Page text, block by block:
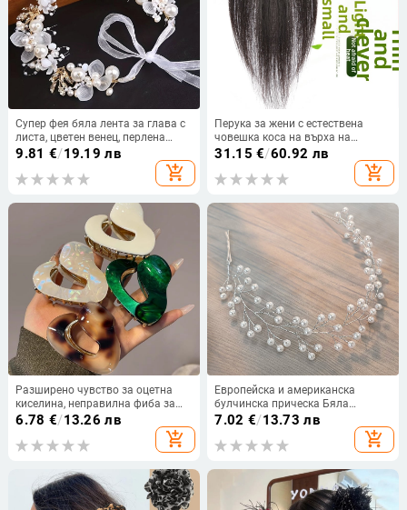
Супер фея бяла лента за глава с
листа, цветен венец, перлена
лента за коса, булчинска корона,
европейски стил, детски шапки
9.81 €/19.19 лв
add_shopping_cart
Перука за жени с естествена
човешка коса на върха на
главата, права коса, може да се
боядисва, дишаща лятна перука,
произход Хенан
31.15 €/60.92 лв
add_shopping_cart
Разширено чувство за оцетна
киселина, неправилна фиба за
коса, дамска глава с половин
вратовръзка, елегантна щипка за
коса тип „акула“, метална фиба
6.78 €/13.26 лв
add_shopping_cart
Европейска и американска
булчинска прическа Бяла
прозрачна имитация на перли
щипка за коса, ръчно изработена
сватбена бижутерия, аксесоари
7.02 €/13.73 лв
add_shopping_cart